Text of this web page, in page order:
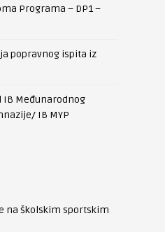
Programa – DP1 –
popravnog ispita iz
IB Međunarodnog
IB MYP
na školskim sportskim